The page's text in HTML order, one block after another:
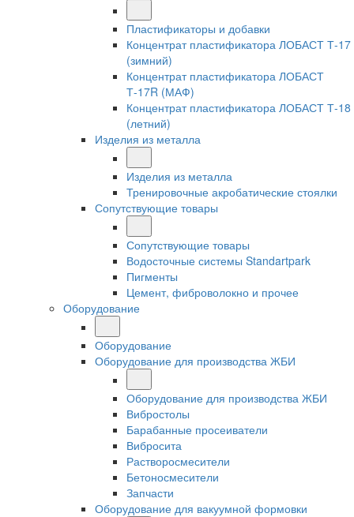
Пластификаторы и добавки
Концентрат пластификатора ЛОБАСТ Т-17
(зимний)
Концентрат пластификатора ЛОБАСТ
Т-17R (МАФ)
Концентрат пластификатора ЛОБАСТ Т-18
(летний)
Изделия из металла
Изделия из металла
Тренировочные акробатические стоялки
Сопутствующие товары
Сопутствующие товары
Водосточные системы Standartpark
Пигменты
Цемент, фиброволокно и прочее
Оборудование
Оборудование
Оборудование для производства ЖБИ
Оборудование для производства ЖБИ
Вибростолы
Барабанные просеиватели
Вибросита
Растворосмесители
Бетоносмесители
Запчасти
Оборудование для вакуумной формовки